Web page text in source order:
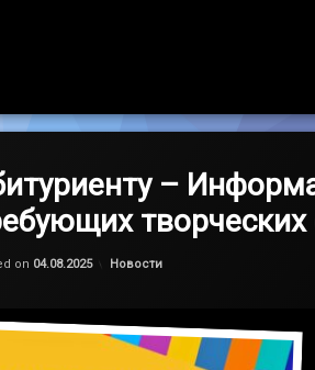
–
творческих
on 04.08.2025
Обновлено на
by
Категории:
Новости